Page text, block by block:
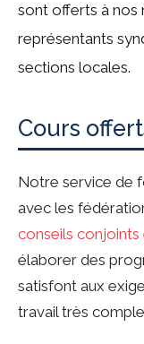
sont offerts à nos
représentants
sections locales.
Cours
Notre service de
avec les
conseils
élaborer des
satisfont aux
travail très